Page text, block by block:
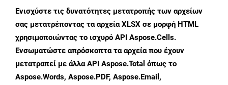
Ενισχύστε τις δυνατότητες μετατροπής των αρχείων
σας μετατρέποντας τα αρχεία XLSX σε μορφή HTML
χρησιμοποιώντας το ισχυρό API Aspose.Cells.
Ενσωματώστε απρόσκοπτα τα αρχεία που έχουν
μετατραπεί με άλλα API Aspose.Total όπως το
Aspose.Words, Aspose.PDF, Aspose.Email,